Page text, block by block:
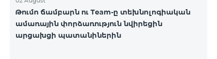
Թումո ճամբարն ու Team-ը տեխնոլոգիական
ամառային փորձառություն նվիրեցին
արցախցի պատանիներին